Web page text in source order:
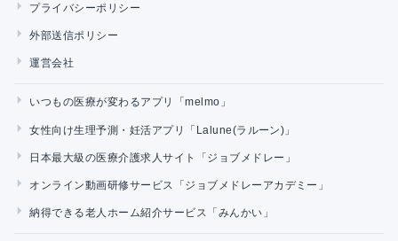
プライバシーポリシー
外部送信ポリシー
運営会社
いつもの医療が変わるアプリ「melmo」
女性向け生理予測・妊活アプリ「Lalune(ラルーン)」
日本最大級の医療介護求人サイト「ジョブメドレー」
オンライン動画研修サービス「ジョブメドレーアカデミー」
納得できる老人ホーム紹介サービス「みんかい」